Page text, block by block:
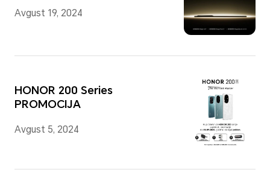
Avgust 19, 2024
HONOR 200 Series
PROMOCIJA
Avgust 5, 2024